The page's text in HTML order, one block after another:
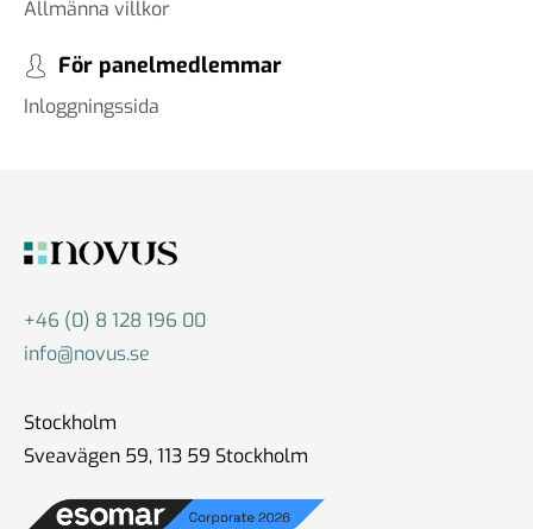
Allmänna villkor
För panelmedlemmar
Inloggningssida
+46 (0) 8 128 196 00
info@novus.se
Stockholm
Sveavägen 59, 113 59 Stockholm